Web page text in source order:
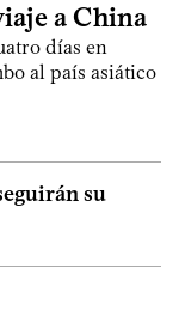
a China
días en
al país asiático
su